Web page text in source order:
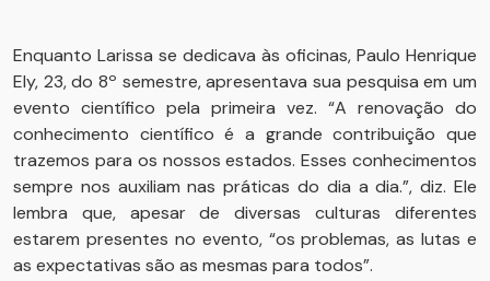
Enquanto Larissa se dedicava às oficinas, Paulo Henrique
Ely, 23, do 8º semestre, apresentava sua pesquisa em um
evento científico pela primeira vez. “A renovação do
conhecimento científico é a grande contribuição que
trazemos para os nossos estados. Esses conhecimentos
sempre nos auxiliam nas práticas do dia a dia.”, diz. Ele
lembra que, apesar de diversas culturas diferentes
estarem presentes no evento, “os problemas, as lutas e
as expectativas são as mesmas para todos”.